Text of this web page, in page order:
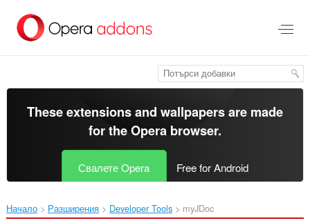
главното
съдържание
These extensions and wallpapers are made
for theOpera browser.
Свалете Opera Free for Android
Начало Разширения Developer Tools myJDoc‎